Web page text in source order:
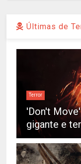
Últimas de
Terror
'Don't
gigante e